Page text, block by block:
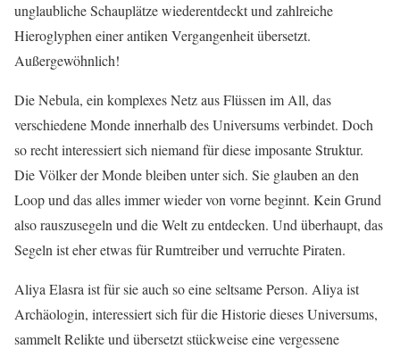
unglaubliche Schauplätze wiederentdeckt und zahlreiche
Hieroglyphen einer antiken Vergangenheit übersetzt.
Außergewöhnlich!
Die Nebula, ein komplexes Netz aus Flüssen im All, das
verschiedene Monde innerhalb des Universums verbindet. Doch
so recht interessiert sich niemand für diese imposante Struktur.
Die Völker der Monde bleiben unter sich. Sie glauben an den
Loop und das alles immer wieder von vorne beginnt. Kein Grund
also rauszusegeln und die Welt zu entdecken. Und überhaupt, das
Segeln ist eher etwas für Rumtreiber und verruchte Piraten.
Aliya Elasra ist für sie auch so eine seltsame Person. Aliya ist
Archäologin, interessiert sich für die Historie dieses Universums,
sammelt Relikte und übersetzt stückweise eine vergessene